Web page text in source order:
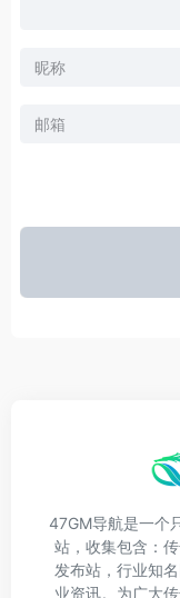
47GM导航是一个
站，收集包含：
发布站，行业知
业资讯。为广大